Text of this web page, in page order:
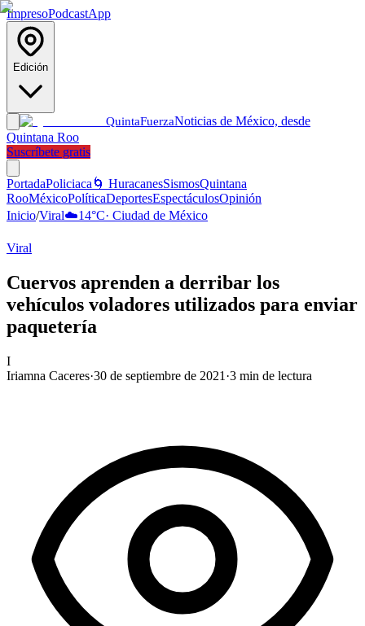
ImpresoPodcastApp
Edición
QuintaFuerzaNoticias de México, desde
Quintana Roo
Suscríbete gratis
PortadaPoliciaca 🌀 HuracanesSismosQuintana
RooMéxicoPolíticaDeportesEspectáculosOpinión
Inicio/Viral☁️14°C· Ciudad de México
Viral
Cuervos aprenden a derribar los
vehículos voladores utilizados para enviar
paquetería
I
Iriamna Caceres·30 de septiembre de 2021 ·3 min de lectura